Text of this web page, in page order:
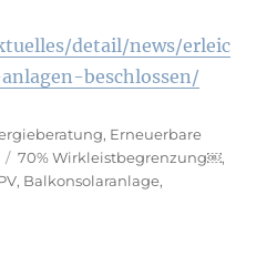
detail/news/erleic
beschlossen/
, Erneuerbare
Schlagwörter
70% Wirkleistbegrenzung￼,
, Balkonsolaranlage,